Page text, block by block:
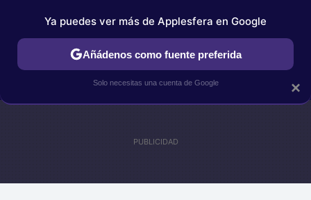
IPHONE TUTORIALES APPLESFERA SELECCIÓN
×
Ya puedes ver más de Applesfera en Google
Añádenos como fuente preferida
Solo necesitas una cuenta de Google